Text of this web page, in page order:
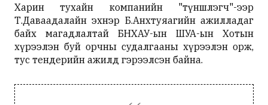
Харин тухайн компанийн "түншлэгч"-ээр
Т.Даваадалайн эхнэр Б.Анхтуяагийн ажилладаг
байх магадлалтай БНХАУ-ын ШУА-ын Хотын
хүрээлэн буй орчны судалгааны хүрээлэн орж,
тус тендерийн ажилд гэрээлсэн байна.